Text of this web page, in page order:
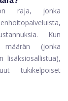
raja, jonka
Kun
määrän (jonka
lisäksiosallistua),
tukikelpoiset